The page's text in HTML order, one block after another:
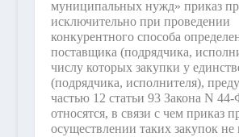
муниципальных нужд» приказ
исключительно при проведении
конкурентного способа
поставщика (подрядчика,
числу которых закупки у
(подрядчика, исполнителя),
частью 12 статьи 93 Закона N
относятся, в связи с чем приказ
осуществлении таких закупок не